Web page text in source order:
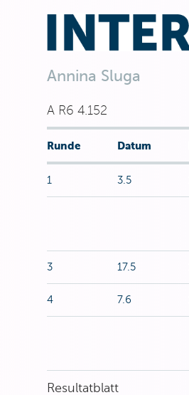
Annina Sluga
A R6 4.152
Runde Datum
1 3.5
3 17.5
4 7.6
Resultatblatt